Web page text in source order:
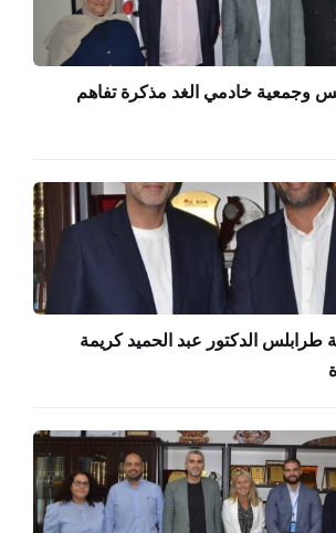
وجمعية خادمي الغد مذكرة تفاهم
طرابلس الدكتور عبد الحميد كريمة